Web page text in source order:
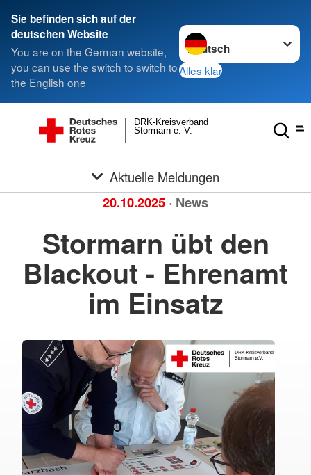
Sie befinden sich auf der
deutschen Website
You are on the German website,
you can use the switch to switch to
the English one
Sprache wechseln zu
Alles klar
Stormarn e. V.
DRK-Kreisverband
Aktuelle Meldungen
20.10.2025 · News
Stormarn übt den
Blackout - Ehrenamt
im Einsatz